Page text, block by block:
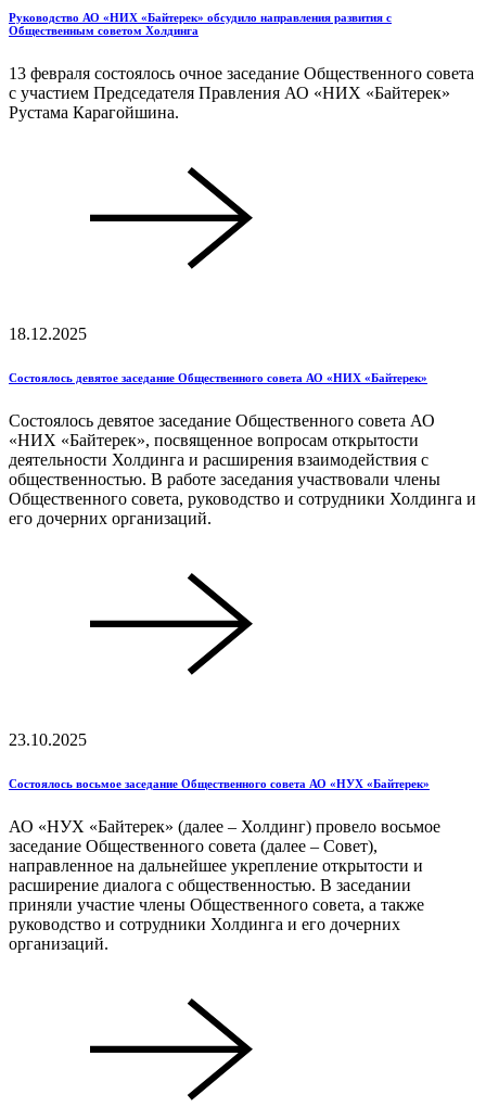
Руководство АО «НИХ «Байтерек» обсудило направления развития с
Общественным советом Холдинга
13 февраля состоялось очное заседание Общественного совета
с участием Председателя Правления АО «НИХ «Байтерек»
Рустама Карагойшина.
18.12.2025
Состоялось девятое заседание Общественного совета АО «НИХ «Байтерек»
Состоялось девятое заседание Общественного совета АО
«НИХ «Байтерек», посвященное вопросам открытости
деятельности Холдинга и расширения взаимодействия с
общественностью. В работе заседания участвовали члены
Общественного совета, руководство и сотрудники Холдинга и
его дочерних организаций.
23.10.2025
Состоялось восьмое заседание Общественного совета АО «НУХ «Байтерек»
АО «НУХ «Байтерек» (далее – Холдинг) провело восьмое
заседание Общественного совета (далее – Совет),
направленное на дальнейшее укрепление открытости и
расширение диалога с общественностью. В заседании
приняли участие члены Общественного совета, а также
руководство и сотрудники Холдинга и его дочерних
организаций.